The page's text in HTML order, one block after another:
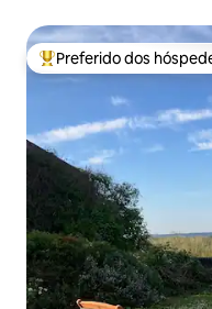
Entre os melhores
Preferido dos